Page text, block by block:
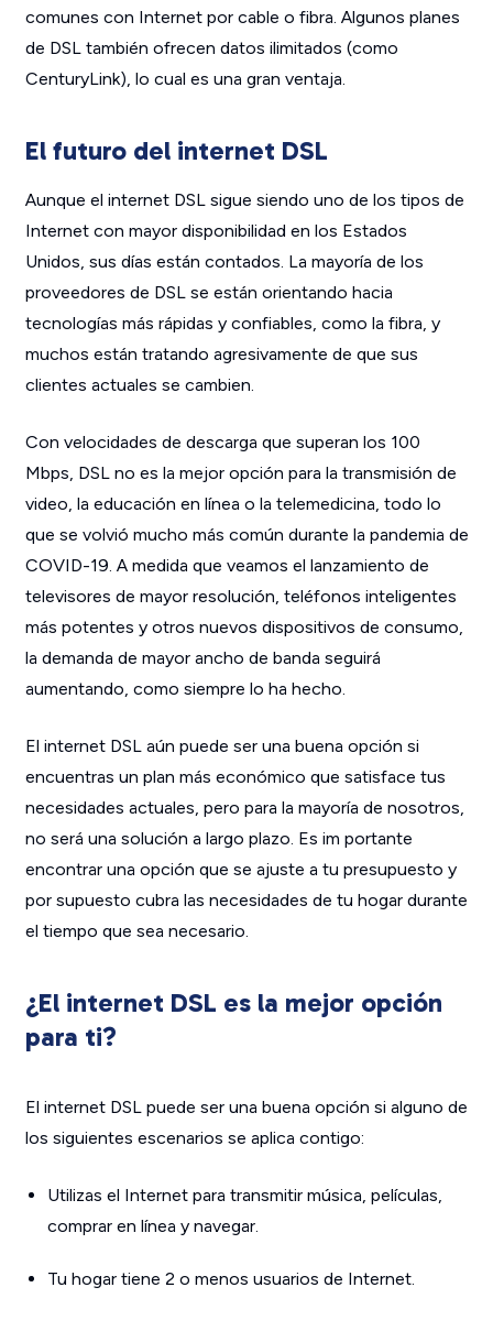
comunes con Internet por cable o fibra. Algunos planes
de DSL también ofrecen datos ilimitados (como
CenturyLink), lo cual es una gran ventaja.
El futuro del internet DSL
Aunque el internet DSL sigue siendo uno de los tipos de
Internet con mayor disponibilidad en los Estados
Unidos, sus días están contados. La mayoría de los
proveedores de DSL se están orientando hacia
tecnologías más rápidas y confiables, como la fibra, y
muchos están tratando agresivamente de que sus
clientes actuales se cambien.
Con velocidades de descarga que superan los 100
Mbps, DSL no es la mejor opción para la transmisión de
video, la educación en línea o la telemedicina, todo lo
que se volvió mucho más común durante la pandemia de
COVID-19. A medida que veamos el lanzamiento de
televisores de mayor resolución, teléfonos inteligentes
más potentes y otros nuevos dispositivos de consumo,
la demanda de mayor ancho de banda seguirá
aumentando, como siempre lo ha hecho.
El internet DSL aún puede ser una buena opción si
encuentras un plan más económico que satisface tus
necesidades actuales, pero para la mayoría de nosotros,
no será una solución a largo plazo. Es im portante
encontrar una opción que se ajuste a tu presupuesto y
por supuesto cubra las necesidades de tu hogar durante
el tiempo que sea necesario.
¿El internet DSL es la mejor opción
para ti?
El internet DSL puede ser una buena opción si alguno de
los siguientes escenarios se aplica contigo:
Utilizas el Internet para transmitir música, películas,
comprar en línea y navegar.
Tu hogar tiene 2 o menos usuarios de Internet.